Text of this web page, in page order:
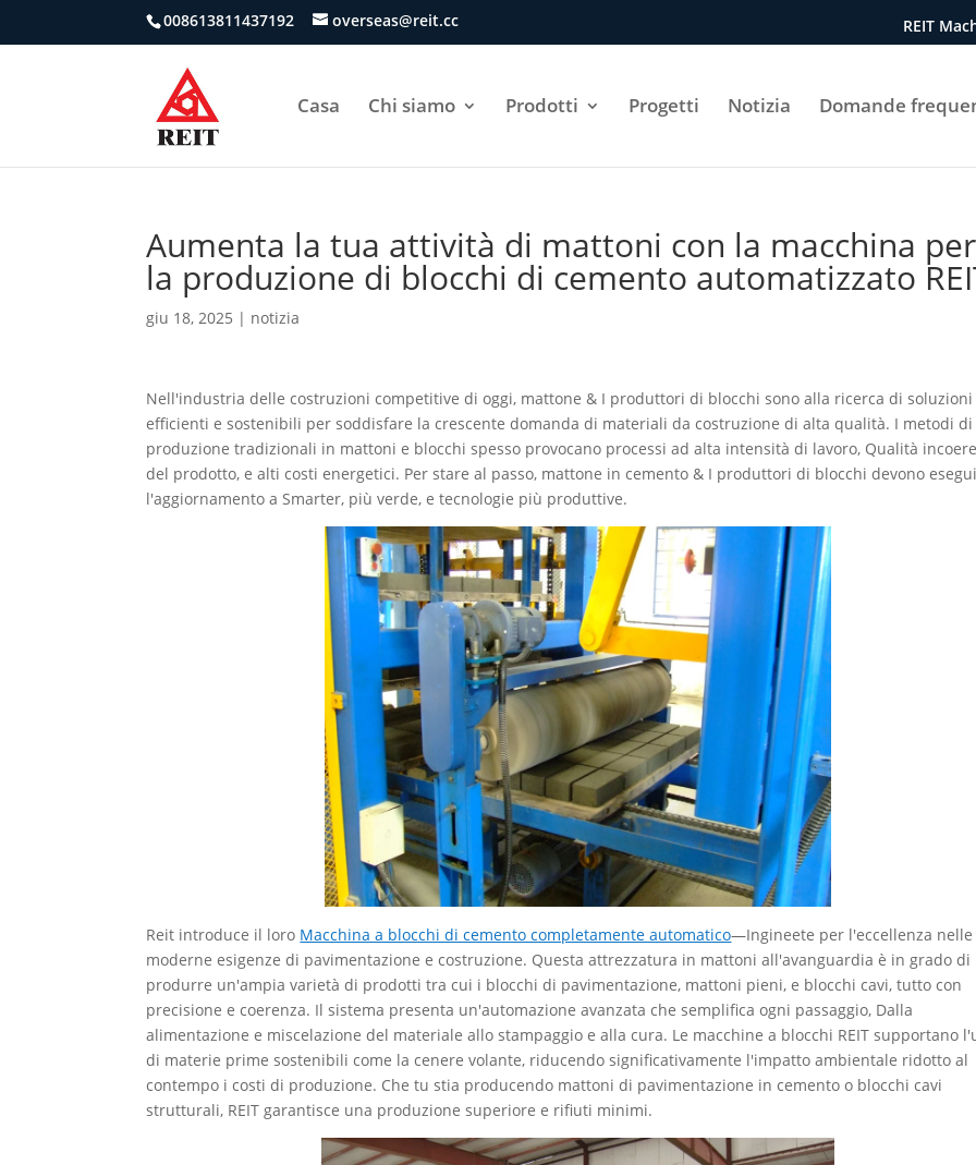
008613811437192 overseas@reit.cc REIT
Casa Chi siamo Prodotti Progetti Notizia Domande
Aumenta la tua attività di mattoni con la macchina per
la produzione di blocchi di cemento automatizzato
giu 18, 2025 | notizia
Nell'industria delle costruzioni competitive di oggi, mattone & I produttori di blocchi sono alla ricerca di soluzioni
efficienti e sostenibili per soddisfare la crescente domanda di materiali da costruzione di alta qualità. I metodi di
produzione tradizionali in mattoni e blocchi spesso provocano processi ad alta intensità di lavoro, Qualità
del prodotto, e alti costi energetici. Per stare al passo, mattone in cemento & I produttori di blocchi devono
l'aggiornamento a Smarter, più verde, e tecnologie più produttive.
Reit introduce il loro Macchina a blocchi di cemento completamente automatico—Ingineete per l'eccellenza nelle
moderne esigenze di pavimentazione e costruzione. Questa attrezzatura in mattoni all'avanguardia è in grado di
produrre un'ampia varietà di prodotti tra cui i blocchi di pavimentazione, mattoni pieni, e blocchi cavi, tutto con
precisione e coerenza. Il sistema presenta un'automazione avanzata che semplifica ogni passaggio, Dalla
alimentazione e miscelazione del materiale allo stampaggio e alla cura. Le macchine a blocchi REIT supportano
di materie prime sostenibili come la cenere volante, riducendo significativamente l'impatto ambientale ridotto al
contempo i costi di produzione. Che tu stia producendo mattoni di pavimentazione in cemento o blocchi cavi
strutturali, REIT garantisce una produzione superiore e rifiuti minimi.